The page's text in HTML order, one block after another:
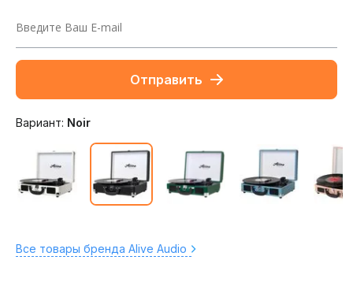
Отправить
Вариант: Noir
Все товары бренда Alive Audio